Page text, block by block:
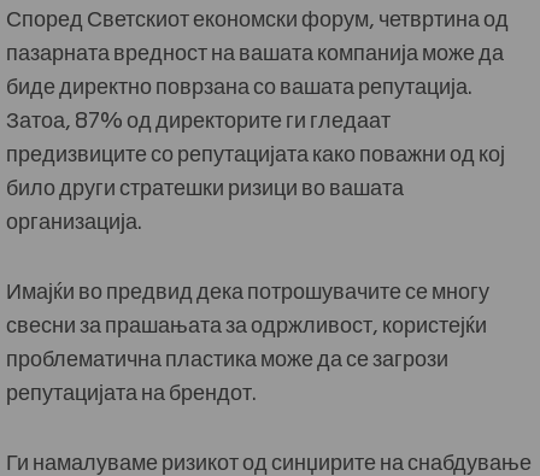
Според Светскиот економски форум, четвртина од
пазарната вредност на вашата компанија може да
биде директно поврзана со вашата репутација.
Затоа, 87% од директорите ги гледаат
предизвиците со репутацијата како поважни од кој
било други стратешки ризици во вашата
организација.
Имајќи во предвид дека потрошувачите се многу
свесни за прашањата за одржливост, користејќи
проблематична пластика може да се загрози
репутацијата на брендот.
Ги намалуваме ризикот од синџирите на снабдување